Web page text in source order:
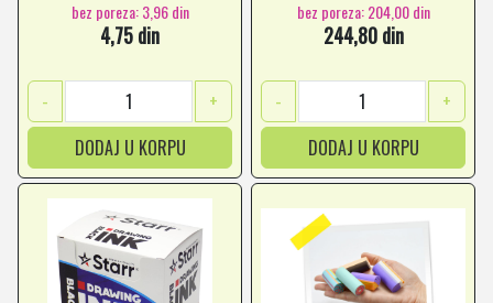
bez poreza: 3,96 din
4,75 din
-
+
DODAJ U KORPU
bez poreza: 204,00 din
244,80 din
-
+
DODAJ U KORPU